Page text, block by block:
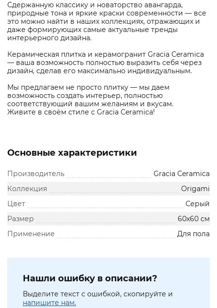
Сдержанную классику и новаторство авангарда,
природные тона и яркие краски современности — все
это можно найти в наших коллекциях, отражающих и
даже формирующих самые актуальные тренды
интерьерного дизайна.
Керамическая плитка и керамогранит Gracia Ceramica
— ваша возможность полностью выразить себя через
дизайн, сделав его максимально индивидуальным.
Мы предлагаем не просто плитку — мы даем
возможность создать интерьер, полностью
соответствующий вашим желаниям и вкусам.
Живите в своём стиле с Gracia Ceramica!
Основные характеристики
Производитель
Gracia Ceramica
Коллекция
Origami
Цвет
Серый
Размер
60х60 см
Применение
Для пола
Нашли ошибку в описании?
Выделите текст с ошибкой, скопируйте и
напишите нам.